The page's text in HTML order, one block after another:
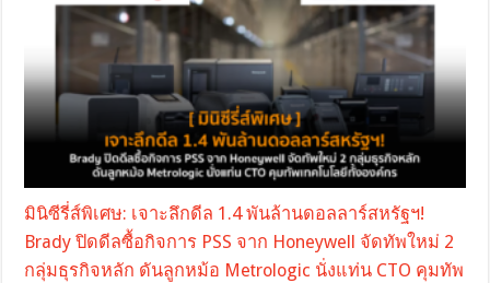
มินิซีรี่ส์พิเศษ: เจาะลึกดีล 1.4 พันล้านดอลลาร์สหรัฐฯ!
Brady ปิดดีลซื้อกิจการ PSS จาก Honeywell จัดทัพใหม่ 2
กลุ่มธุรกิจหลัก ดันลูกหม้อ Metrologic นั่งแท่น CTO คุมทัพ